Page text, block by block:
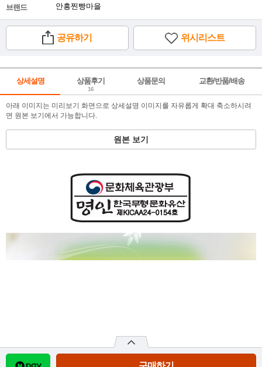
브랜드 안흥찐빵마을
공유하기 위시리스트
상세설명 상품후기
16
상품문의 교환/반품/배송
아래 이미지는 미리보기 화면으로 상세설명 이미지를 자유롭게 확대 축소하시려
면 원본 보기에서 가능합니다.
원본 보기